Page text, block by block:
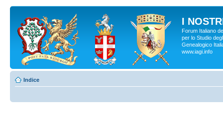
I
Forum Italiano
per lo Studio
Genealogico
www.iagi.info
Indice